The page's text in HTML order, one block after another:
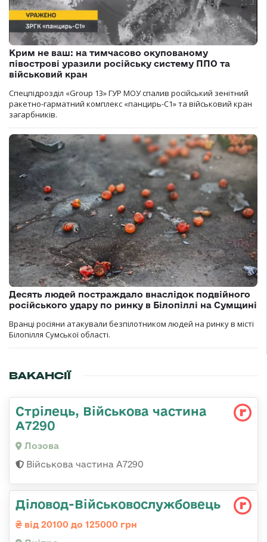
Крим не ваш: на тимчасово окупованому
півострові уразили російську систему ППО та
військовий кран
Спецпідрозділ «Group 13» ГУР МОУ спалив російський зенітний
ракетно-гарматний комплекс «панцирь-С1» та військовий кран
загарбників.
Десять людей постраждало внаслідок подвійного
російського удару по ринку в Білопіллі на Сумщині
Вранці росіяни атакували безпілотником людей на ринку в місті
Білопілля Сумської області.
ВАКАНСІЇ
Стрілець, Військова частина
А7290
Лозова
Військова частина А7290
Діловод-Військовослужбовець
від 20100 до 125000 грн